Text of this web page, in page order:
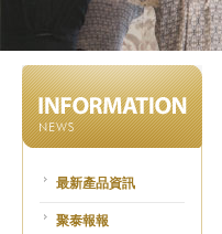
最新產品資訊
聚泰報報